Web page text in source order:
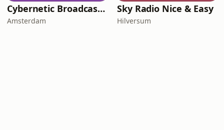
Cybernetic Broadcasting System - Intergalactic FM
Amsterdam
Sky Radio Nice & Easy
Hilversum